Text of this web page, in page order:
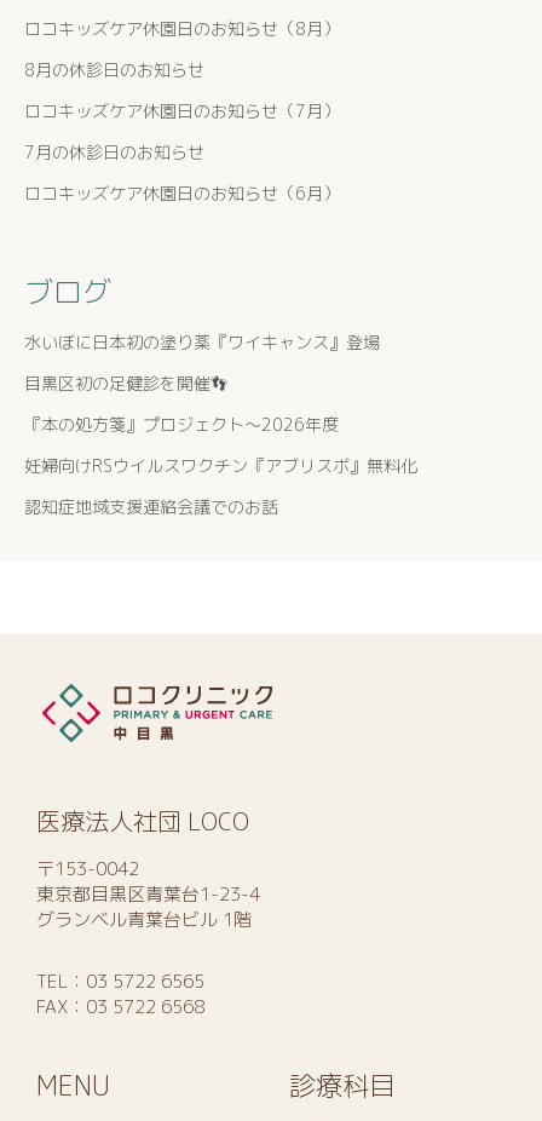
ロコキッズケア休園日のお知らせ（8月）
8月の休診日のお知らせ
ロコキッズケア休園日のお知らせ（7月）
7月の休診日のお知らせ
ロコキッズケア休園日のお知らせ（6月）
ブログ
水いぼに日本初の塗り薬『ワイキャンス』登場
目黒区初の足健診を開催👣
『本の処方箋』プロジェクト〜2026年度
妊婦向けRSウイルスワクチン『アブリスボ』無料化
認知症地域支援連絡会議でのお話
医療法人社団 LOCO
〒153-0042
東京都目黒区青葉台1-23-4
グランベル青葉台ビル 1階
TEL： 03 5722 6565
FAX：03 5722 6568
MENU 診療科目